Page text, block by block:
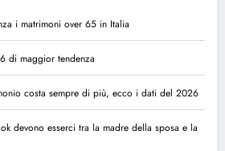
i matrimoni over 65 in Italia
di maggior tendenza
costa sempre di più, ecco i dati del 2026
devono esserci tra la madre della sposa e la